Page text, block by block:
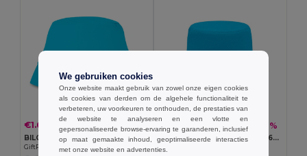
€1.65 -6%
BILGOLA Zonnehoed 160 gr/m²
GiftRetail KC1350
€4.32 €4.65 -7%
MONTI Zonnehoed katoen 260gr/m²
GiftRetail MO2261
We gebruiken cookies
Onze website maakt gebruik van zowel onze eigen cookies
als cookies van derden om de algehele functionaliteit te
verbeteren, uw voorkeuren te onthouden, de prestaties van
de website te analyseren en een vlotte en
gepersonaliseerde browse-ervaring te garanderen, inclusief
op maat gemaakte inhoud, geoptimaliseerde interacties
met onze website en advertenties.